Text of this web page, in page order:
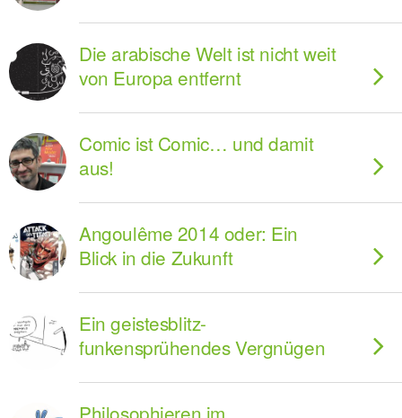
Die arabische Welt ist nicht weit
von Europa entfernt
Comic ist Comic… und damit
aus!
Angoulême 2014 oder: Ein
Blick in die Zukunft
Ein geistesblitz-
funkensprühendes Vergnügen
Philosophieren im